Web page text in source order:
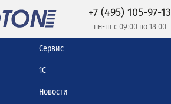
+7 (495) 105-97-13
пн-пт с 09:00 по 18:00
Сервис
1С
Новости